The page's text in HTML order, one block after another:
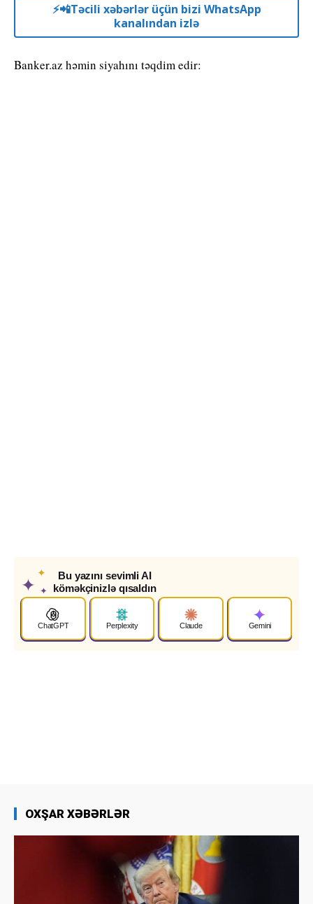
⚡️📲Təcili xəbərlər üçün bizi WhatsApp
kanalından izlə
Banker.az həmin siyahını təqdim edir:
✦
✦
✦
Bu yazını sevimli AI
köməkçinizlə qısaldın
ChatGPT Perplexity Claude Gemini
OXŞAR XƏBƏRLƏR